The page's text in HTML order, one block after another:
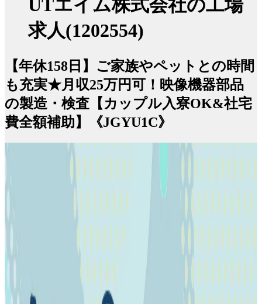
UTエイム株式会社の工場
求人(1202554)
【年休158日】ご家族やペットとの時間
も充実★月収25万円可！映像機器部品
の製造・検査【カップル入寮OK&社宅
費全額補助】《JGYU1C》